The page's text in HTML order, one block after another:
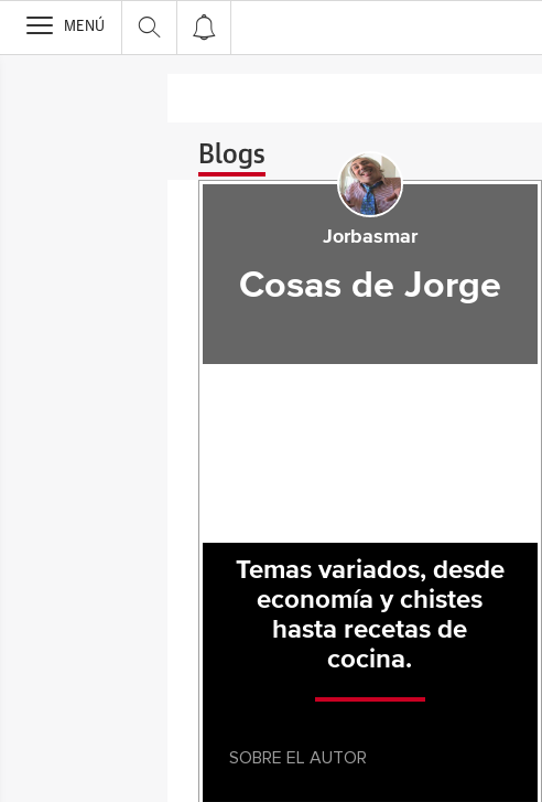
>
MENÚ
Blogs
Jorbasmar
Cosas de Jorge
Temas variados, desde
economía y chistes
hasta recetas de
cocina.
SOBRE EL AUTOR